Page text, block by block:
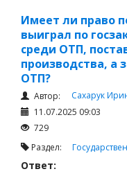
Министра
октября 2024 года №
Имеет ли право
выиграл по
среди ОТП,
производства, а
ОТП?
Автор:
Сахарук
11.07.2025 09:03
729
Раздел:
Ответ: